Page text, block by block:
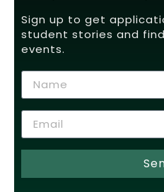
Sign up to get
student stories and
events.